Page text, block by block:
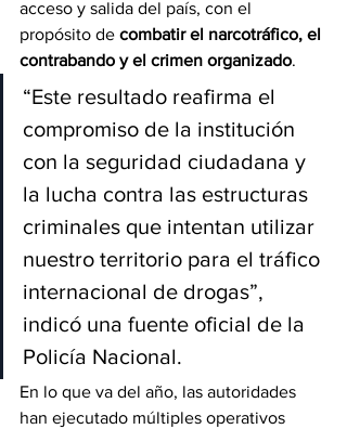
acceso y salida del país, con el
propósito de combatir el narcotráfico, el
contrabando y el crimen organizado.
“Este resultado reafirma el
compromiso de la institución
con la seguridad ciudadana y
la lucha contra las estructuras
criminales que intentan utilizar
nuestro territorio para el tráfico
internacional de drogas”,
indicó una fuente oficial de la
Policía Nacional.
En lo que va del año, las autoridades
han ejecutado múltiples operativos